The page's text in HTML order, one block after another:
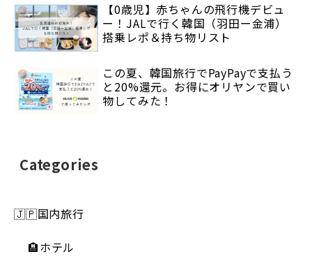
【0歳児】赤ちゃんの飛行機デビュ
ー！JALで行く韓国（羽田ー金浦）
搭乗レポ＆持ち物リスト
この夏、韓国旅行でPayPayで支払う
と20%還元。お得にオリヤンで買い
物してみた！
Categories
🇯🇵国内旅行
🏨ホテル